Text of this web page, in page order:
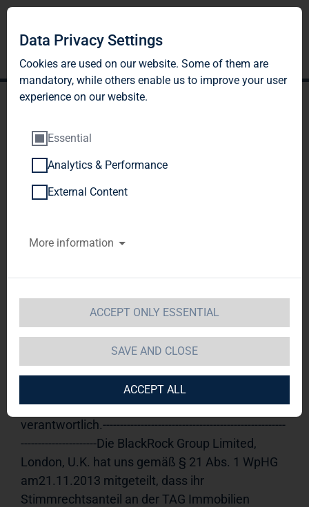
TAG Immobilien AG:
26 Abs. 1 WpHG mit dem
Ziel der europaweiten
Verbreitung
TAG Immobilien AG 05.12.2013
14:19Veröffentlichung einer
Stimmrechtsmitteilung, übermittelt durch die
DGAP - ein Unternehmen der EQS Group AG.Für
den Inhalt der Mitteilung ist der Emittent
verantwortlich.-----------------------------------------------------
----------------------Die BlackRock Group Limited,
London, U.K. hat uns gemäß § 21 Abs. 1 WpHG
am21.11.2013 mitgeteilt, dass ihr
Stimmrechtsanteil an der TAG Immobilien
Data Privacy Settings
Cookies are used on our website. Some of them are
mandatory, while others enable us to improve your user
experience on our website.
Essential
Analytics & Performance
External Content
More information
ACCEPT ONLY ESSENTIAL
SAVE AND CLOSE
ACCEPT ALL